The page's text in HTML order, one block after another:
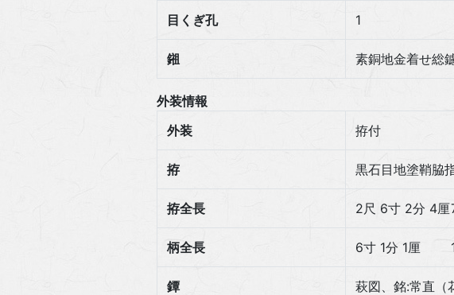
目くぎ孔 1
鎺 素銅地金着せ総
外装情報
外装
拵付
拵 黒石目地塗鞘脇
拵全長 2尺 6寸 2分 4厘
柄全長 6寸 1分 1厘
鐔 萩図、銘:常直（